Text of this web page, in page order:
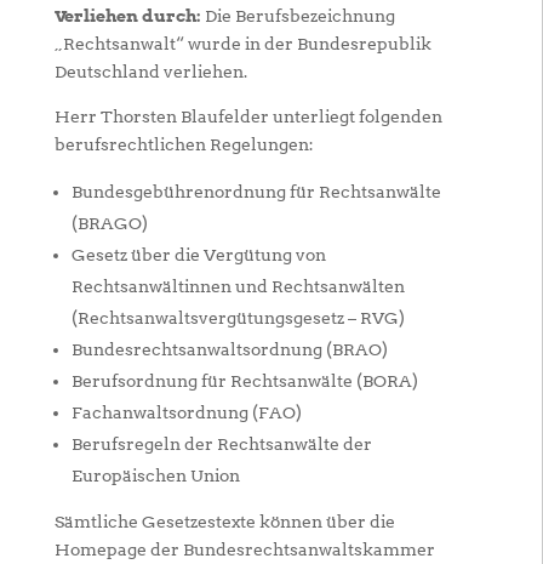
Verliehen durch: Die Berufsbezeichnung
„Rechtsanwalt“ wurde in der Bundesrepublik
Deutschland verliehen.
Herr Thorsten Blaufelder unterliegt folgenden
berufsrechtlichen Regelungen:
Bundesgebührenordnung für Rechtsanwälte
(BRAGO)
Gesetz über die Vergütung von
Rechtsanwältinnen und Rechtsanwälten
(Rechtsanwaltsvergütungsgesetz – RVG)
Bundesrechtsanwaltsordnung (BRAO)
Berufsordnung für Rechtsanwälte (BORA)
Fachanwaltsordnung (FAO)
Berufsregeln der Rechtsanwälte der
Europäischen Union
Sämtliche Gesetzestexte können über die
Homepage der Bundesrechtsanwaltskammer